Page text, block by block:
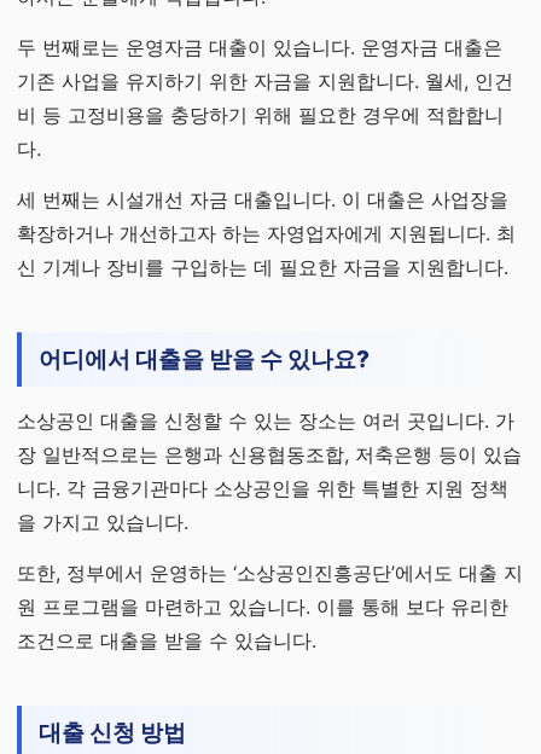
두 번째로는 운영자금 대출이 있습니다. 운영자금 대출은
기존 사업을 유지하기 위한 자금을 지원합니다. 월세, 인건
비 등 고정비용을 충당하기 위해 필요한 경우에 적합합니
다.
세 번째는 시설개선 자금 대출입니다. 이 대출은 사업장을
확장하거나 개선하고자 하는 자영업자에게 지원됩니다. 최
신 기계나 장비를 구입하는 데 필요한 자금을 지원합니다.
어디에서 대출을 받을 수 있나요?
소상공인 대출을 신청할 수 있는 장소는 여러 곳입니다. 가
장 일반적으로는 은행과 신용협동조합, 저축은행 등이 있습
니다. 각 금융기관마다 소상공인을 위한 특별한 지원 정책
을 가지고 있습니다.
또한, 정부에서 운영하는 ‘소상공인진흥공단’에서도 대출 지
원 프로그램을 마련하고 있습니다. 이를 통해 보다 유리한
조건으로 대출을 받을 수 있습니다.
대출 신청 방법